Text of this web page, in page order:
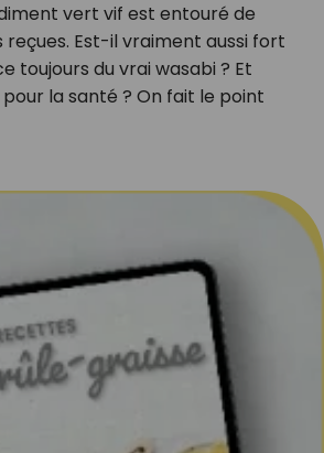
vert vif est entouré de
reçues. Est-il vraiment aussi fort
toujours du vrai wasabi ? Et
la santé ? On fait le point